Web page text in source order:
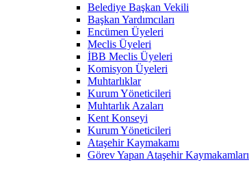
Belediye Başkan Vekili
Başkan Yardımcıları
Encümen Üyeleri
Meclis Üyeleri
İBB Meclis Üyeleri
Komisyon Üyeleri
Muhtarlıklar
Kurum Yöneticileri
Muhtarlık Azaları
Kent Konseyi
Kurum Yöneticileri
Ataşehir Kaymakamı
Görev Yapan Ataşehir Kaymakamları